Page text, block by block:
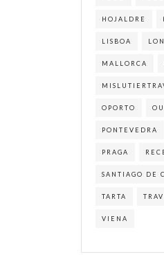
HOJALDRE
LISBOA
MALLORCA
OPORTO
PONTEVEDRA
PRAGA
SANTIAGO DE
TARTA
VIENA